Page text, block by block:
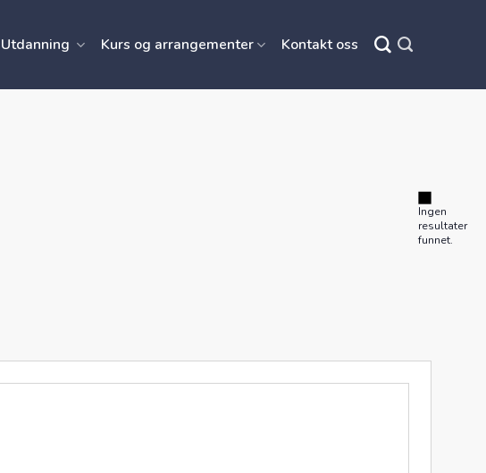
Utdanning Kurs og arrangementer Kontakt oss
Ingen
resultater
funnet.